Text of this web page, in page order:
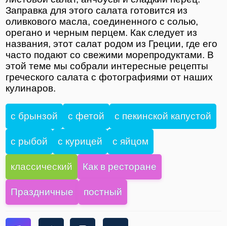
Заправка для этого салата готовится из
оливкового масла, соединенного с солью,
орегано и черным перцем. Как следует из
названия, этот салат родом из Греции, где его
часто подают со свежими морепродуктами. В
этой теме мы собрали интересные рецепты
греческого салата с фотографиями от наших
кулинаров.
с брынзой с фетой с пекинской капустой
с рыбой с курицей с яйцом
классический Как в ресторане
Праздничные постный